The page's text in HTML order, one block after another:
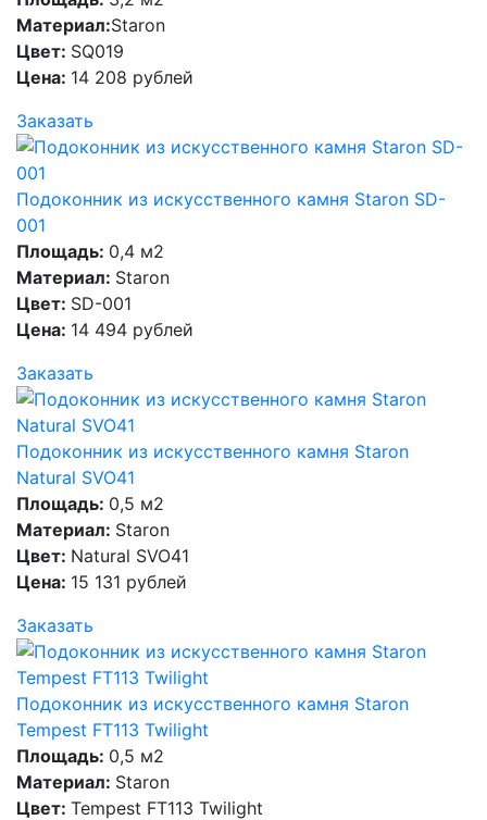
Материал:Staron
Цвет: SQ019
Цена: 14 208 рублей
Заказать
Подоконник из искусственного камня Staron SD-
001
Площадь: 0,4 м2
Материал: Staron
Цвет: SD-001
Цена: 14 494 рублей
Заказать
Подоконник из искусственного камня Staron
Natural SVO41
Площадь: 0,5 м2
Материал: Staron
Цвет: Natural SVO41
Цена: 15 131 рублей
Заказать
Подоконник из искусственного камня Staron
Tempest FT113 Twilight
Площадь: 0,5 м2
Материал: Staron
Цвет: Tempest FT113 Twilight